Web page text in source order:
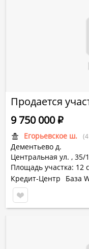
Продается
Егорьевское ш.
Дементьево д.
Центральная ул. , 35/1
Площадь участка: 12
9 750 000Р
Кредит-Центр
База